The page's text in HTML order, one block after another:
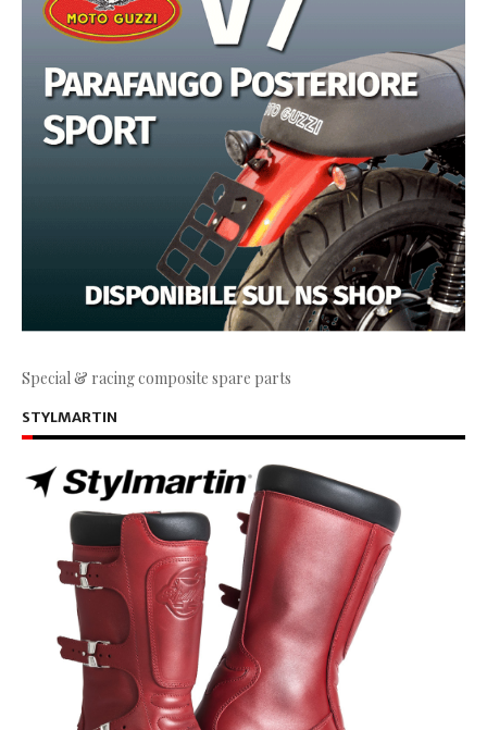
Special & racing composite spare parts
STYLMARTIN